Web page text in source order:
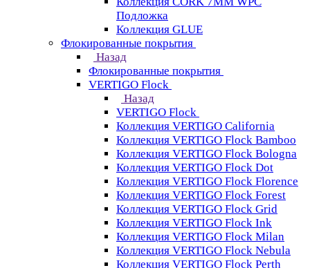
Подложка
Коллекция GLUE
Флокированные покрытия
Назад
Флокированные покрытия
VERTIGO Flock
Назад
VERTIGO Flock
Коллекция VERTIGO California
Коллекция VERTIGO Flock Bamboo
Коллекция VERTIGO Flock Bologna
Коллекция VERTIGO Flock Dot
Коллекция VERTIGO Flock Florence
Коллекция VERTIGO Flock Forest
Коллекция VERTIGO Flock Grid
Коллекция VERTIGO Flock Ink
Коллекция VERTIGO Flock Milan
Коллекция VERTIGO Flock Nebula
Коллекция VERTIGO Flock Perth